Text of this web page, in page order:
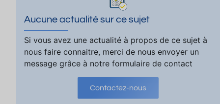
Aucune actualité sur ce sujet
Si vous avez une actualité à propos de ce sujet à
nous faire connaitre, merci de nous envoyer un
message grâce à notre formulaire de contact
Contactez-nous